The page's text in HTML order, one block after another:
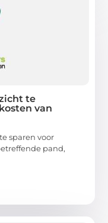
te
van
sparen voor
pand,